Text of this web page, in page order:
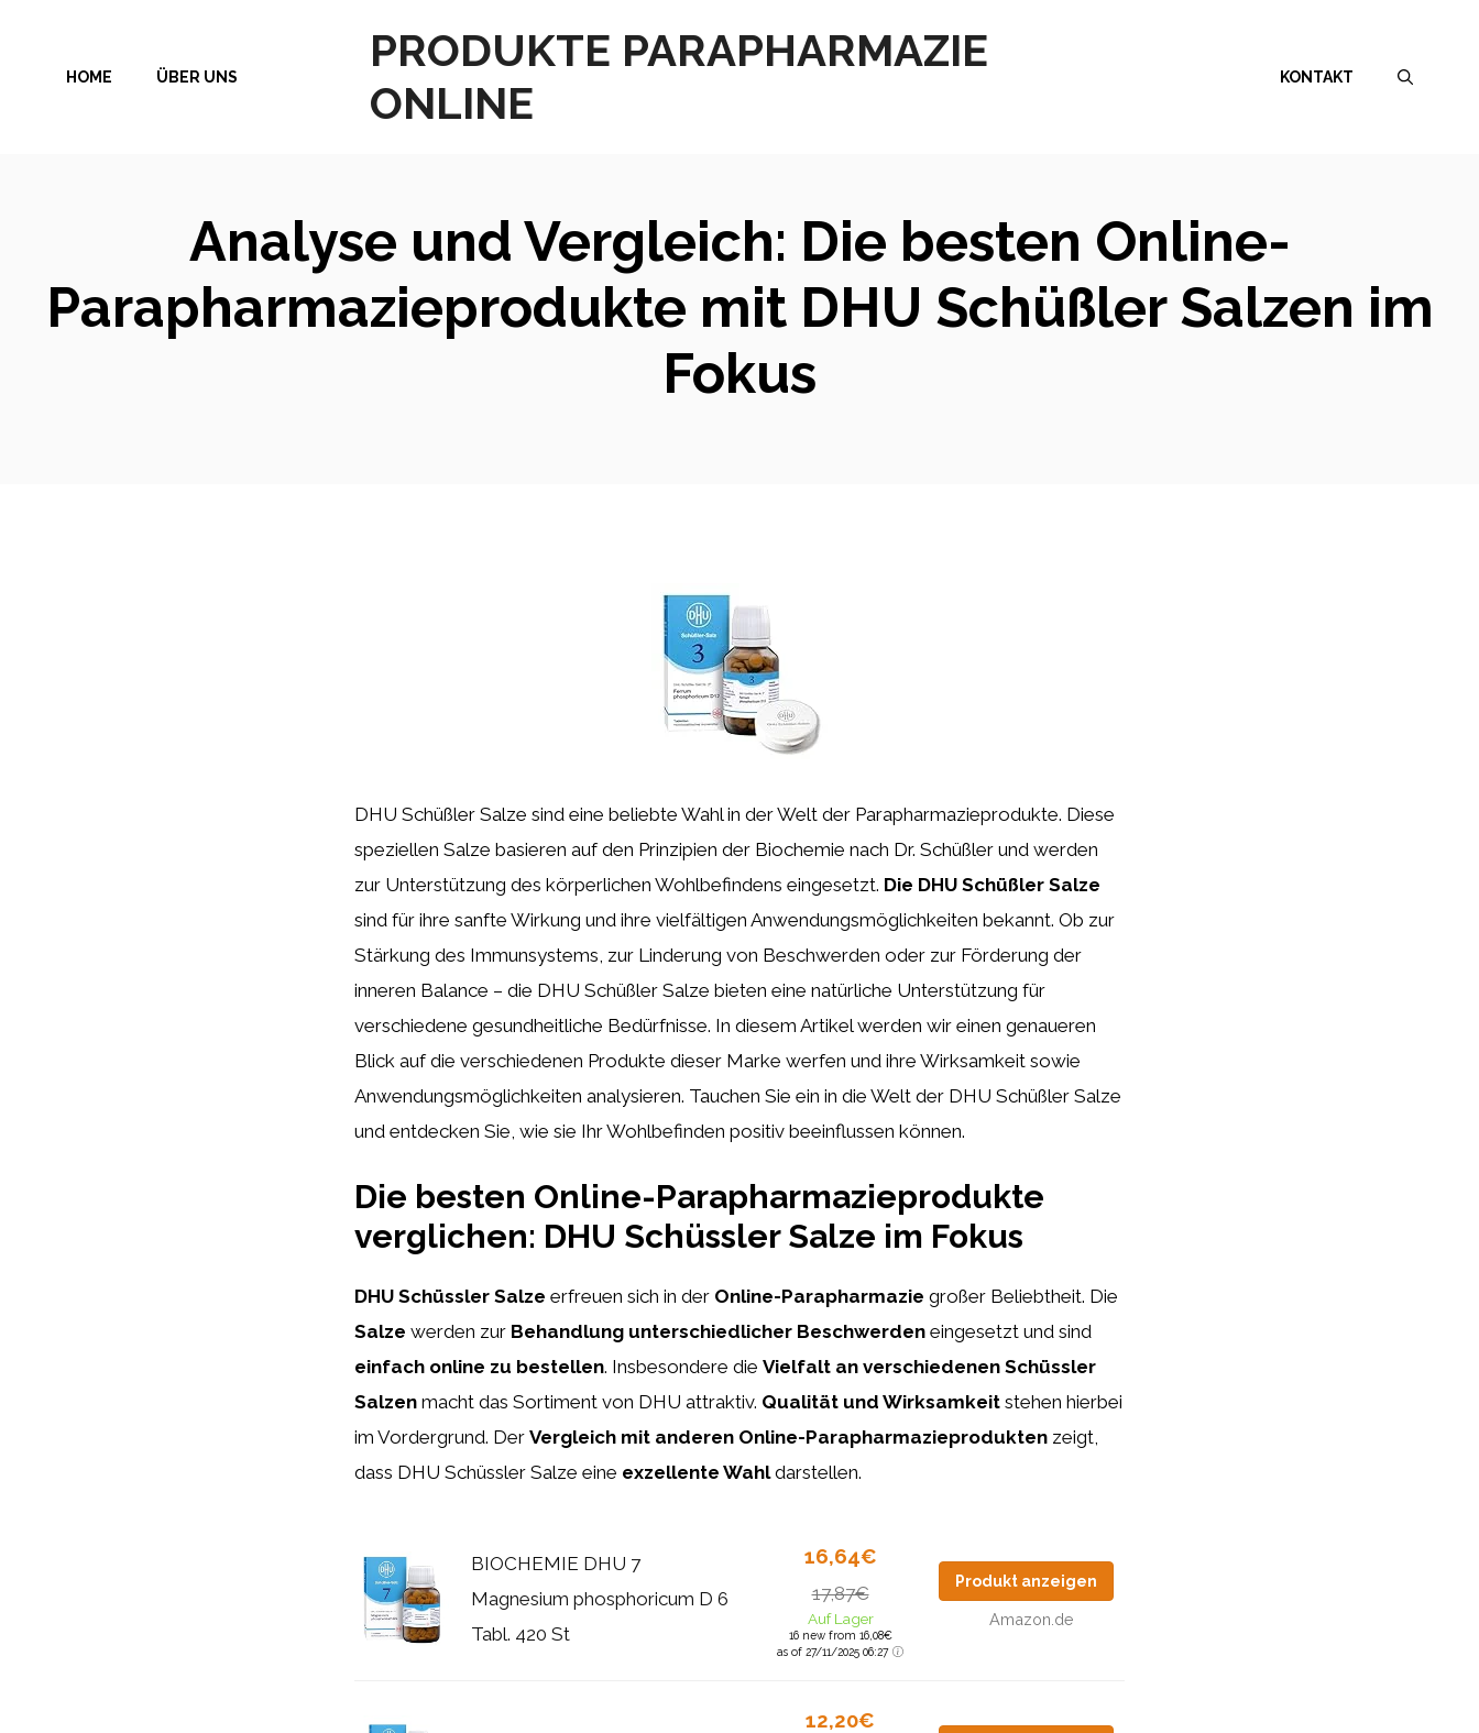
springen
PRODUKTE PARAPHARMAZIE
ONLINE
HOME ÜBER UNS KONTAKT
Analyse und Vergleich: Die besten Online-
Parapharmazieprodukte mit DHU Schüßler Salzen im
Fokus
DHU Schüßler Salze sind eine beliebte Wahl in der Welt der Parapharmazieprodukte. Diese
speziellen Salze basieren auf den Prinzipien der Biochemie nach Dr. Schüßler und werden
zur Unterstützung des körperlichen Wohlbefindens eingesetzt. Die DHU Schüßler Salze
sind für ihre sanfte Wirkung und ihre vielfältigen Anwendungsmöglichkeiten bekannt. Ob zur
Stärkung des Immunsystems, zur Linderung von Beschwerden oder zur Förderung der
inneren Balance – die DHU Schüßler Salze bieten eine natürliche Unterstützung für
verschiedene gesundheitliche Bedürfnisse. In diesem Artikel werden wir einen genaueren
Blick auf die verschiedenen Produkte dieser Marke werfen und ihre Wirksamkeit sowie
Anwendungsmöglichkeiten analysieren. Tauchen Sie ein in die Welt der DHU Schüßler Salze
und entdecken Sie, wie sie Ihr Wohlbefinden positiv beeinflussen können.
Die besten Online-Parapharmazieprodukte
verglichen: DHU Schüssler Salze im Fokus
DHU Schüssler Salze erfreuen sich in der Online-Parapharmazie großer Beliebtheit. Die
Salze werden zur Behandlung unterschiedlicher Beschwerden eingesetzt und sind
einfach online zu bestellen. Insbesondere die Vielfalt an verschiedenen Schüssler
Salzen macht das Sortiment von DHU attraktiv. Qualität und Wirksamkeit stehen hierbei
im Vordergrund. Der Vergleich mit anderen Online-Parapharmazieprodukten zeigt,
dass DHU Schüssler Salze eine exzellente Wahldarstellen.
BIOCHEMIE DHU 7
Magnesium phosphoricum D 6
Tabl. 420 St
16,64€
17,87€
Auf Lager
16 new from 16,08€
as of 27/11/2025 06:27
Produkt anzeigen
Amazon.de
12,20€